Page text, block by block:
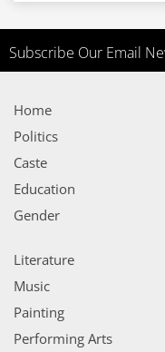
Subscribe Our Email
Home
Politics
Caste
Education
Gender
Literature
Music
Painting
Performing Arts